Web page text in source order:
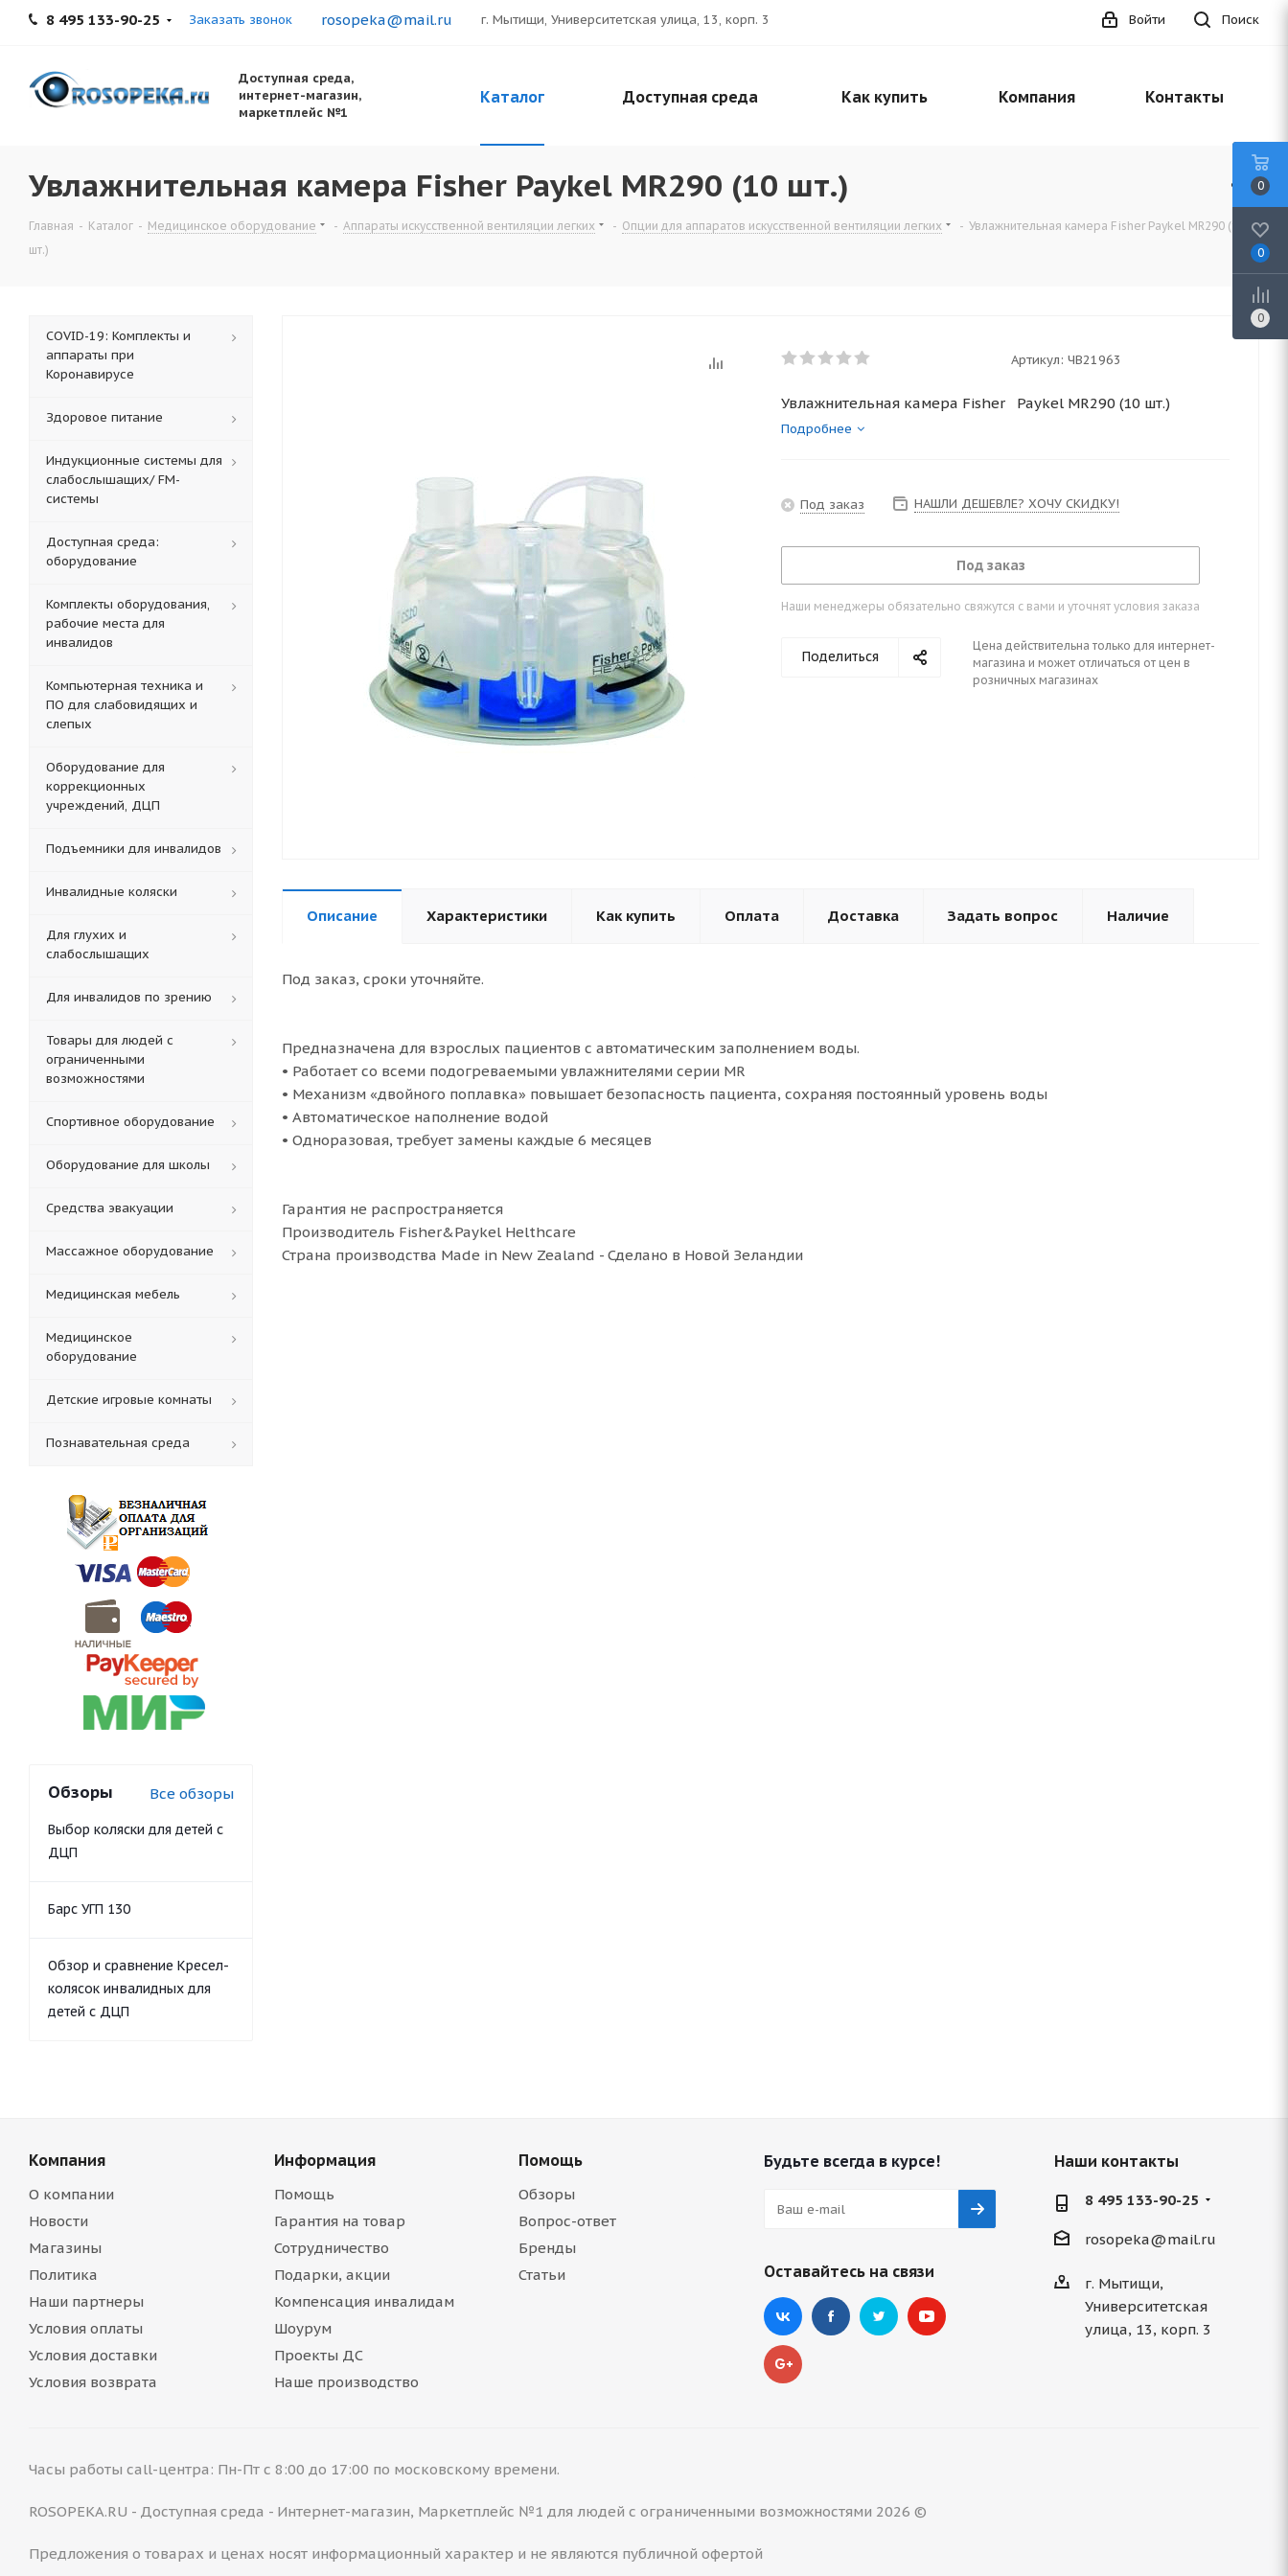
8 495 133-90-25 Заказать звонок rosopeka@mail.ru г. Мытищи, Университетская улица, 13, корп. 3 Поиск
Войти
Доступная среда,
интернет-магазин,
маркетплейс №1
Каталог Доступная среда Как купить Компания Контакты
Увлажнительная камера Fisher Paykel MR290 (10 шт.)
Главная - Каталог - Медицинское оборудование - Аппараты искусственной вентиляции легких - Опции для аппаратов искусственной вентиляции легких - Увлажнительная камера Fisher Paykel MR290 (10
шт.)
Артикул: ЧВ21963
Увлажнительная камера Fisher Paykel MR290 (10 шт.)
Подробнее
Под заказ НАШЛИ ДЕШЕВЛЕ? ХОЧУ СКИДКУ!
Под заказ
Наши менеджеры обязательно свяжутся с вами и уточнят условия заказа
Поделиться
Цена действительна только для интернет-
магазина и может отличаться от цен в
розничных магазинах
Описание Характеристики Как купить Оплата Доставка Задать вопрос Наличие
Под заказ, сроки уточняйте.
Предназначена для взрослых пациентов с автоматическим заполнением воды.
• Работает со всеми подогреваемыми увлажнителями серии MR
• Механизм «двойного поплавка» повышает безопасность пациента, сохраняя постоянный уровень воды
• Автоматическое наполнение водой
• Одноразовая, требует замены каждые 6 месяцев
Гарантия не распространяется
Производитель Fisher&Paykel Helthcare
Страна производства Made in New Zealand - Сделано в Новой Зеландии
COVID-19: Комплекты и
аппараты при
Коронавирусе
Здоровое питание
Индукционные системы для
слабослышащих/ FM-
системы
Доступная среда:
оборудование
Комплекты оборудования,
рабочие места для
инвалидов
Компьютерная техника и
ПО для слабовидящих и
слепых
Оборудование для
коррекционных
учреждений, ДЦП
Подъемники для инвалидов
Инвалидные коляски
Для глухих и
слабослышащих
Для инвалидов по зрению
Товары для людей с
ограниченными
возможностями
Спортивное оборудование
Оборудование для школы
Средства эвакуации
Массажное оборудование
Медицинская мебель
Медицинское
оборудование
Детские игровые комнаты
Познавательная среда
Обзоры Все обзоры
Выбор коляски для детей с
ДЦП
Барс УГП 130
Обзор и сравнение Кресел-
колясок инвалидных для
детей с ДЦП
Компания
О компании
Новости
Магазины
Политика
Наши партнеры
Условия оплаты
Условия доставки
Условия возврата
Информация
Помощь
Гарантия на товар
Сотрудничество
Подарки, акции
Компенсация инвалидам
Шоурум
Проекты ДС
Наше производство
Помощь
Обзоры
Вопрос-ответ
Бренды
Статьи
Будьте всегда в курсе!
Оставайтесь на связи
Наши контакты
8 495 133-90-25
rosopeka@mail.ru
г. Мытищи,
Университетская
улица, 13, корп. 3
Часы работы call-центра: Пн-Пт с 8:00 до 17:00 по московскому времени.
ROSOPEKA.RU - Доступная среда - Интернет-магазин, Маркетплейс №1 для людей с ограниченными возможностями 2026 ©
Предложения о товарах и ценах носят информационный характер и не являются публичной офертой
0
0
0